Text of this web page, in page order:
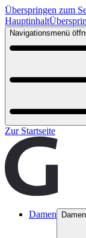
Überspringen zum
Hauptinhalt
Navigationsmenü
Zur Startseite
Damen